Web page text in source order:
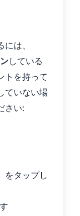
は、
している
トを持って
ていない場
さい:
をタップし